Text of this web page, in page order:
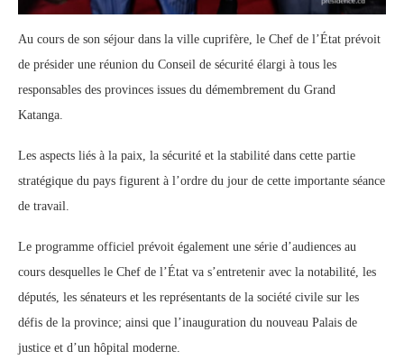
‎Au cours de son séjour dans la ville cuprifère, le Chef de l’État prévoit
de présider une réunion du Conseil de sécurité élargi à tous les
responsables des provinces issues du démembrement du Grand
Katanga.
‎Les aspects liés à la paix, la sécurité et la stabilité dans cette partie
stratégique du pays figurent à l’ordre du jour de cette importante séance
de travail.
‎Le programme officiel prévoit également une série d’audiences au
cours desquelles le Chef de l’État va s’entretenir avec la notabilité, les
députés, les sénateurs et les représentants de la société civile sur les
défis de la province; ainsi que l’inauguration du nouveau Palais de
justice et d’un hôpital moderne.